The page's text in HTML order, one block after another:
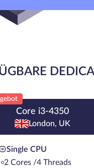
Core i3-4350
London, UK
Single CPU
2 Cores /4 Threads